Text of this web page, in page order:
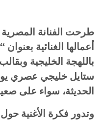
طرحت الفنانة
أعمالها الغنائية
باللهجة الخليجية
ستايل خليجي عصري
الحديثة، سواء على
وتدور فكرة الأغنية